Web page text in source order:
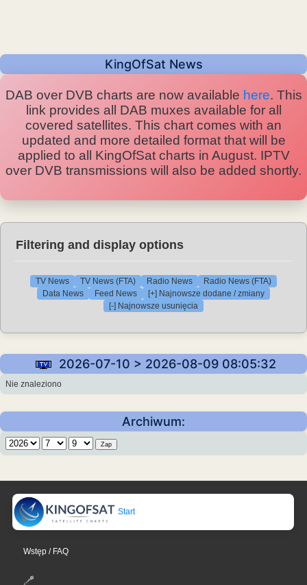
KingOfSat News
DAB over DVB charts are now available here. This
link provides all DAB muxes available for all
covered satellites. This chart comes with an
updated and more detailed format that will be
applied to all KingOfSat charts in August. IPTV
over DVB transmissions will also be added shortly.
Filtering and display options
TV News TV News (FTA) Radio News
Radio News (FTA)
Data News
Feed News
[+] Najnowsze dodane / zmiany
[-] Najnowsze usunięcia
2026-07-10 > 2026-08-09 08:05:32
Nie znaleziono
Archiwum:
Start
Wstęp / FAQ